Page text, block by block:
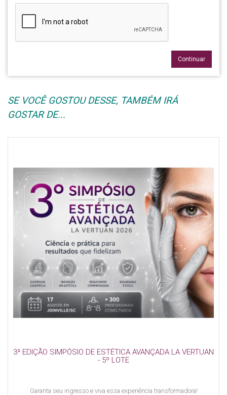
Continuar
SE VOCÊ GOSTOU DESSE, TAMBÉM IRÁ
GOSTAR DE...
3ª EDIÇÃO SIMPÓSIO DE ESTÉTICA AVANÇADA LA VERTUAN
- 5º LOTE
Garanta seu ingresso e viva essa experiência transformadora!